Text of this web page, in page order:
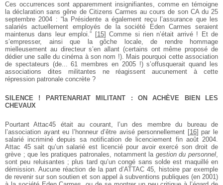
Ces occurrences sont apparemment insignifiantes, comme en témoigne
la déclaration sans gêne de Citizens Carmes au cours de son CA du 25
septembre 2004 : “la Présidente a également reçu l’assurance que les
salariés actuellement employés de la société Eden Carmes seraient
maintenus dans leur emploi.” [15] Comme si rien n’était arrivé ! Et de
s’empresser, ainsi que la gôche locale, de rendre hommage
mielleusement au directeur s’en allant (certains ont même proposé de
dédier une salle du cinéma à son nom !). Mais pourquoi cette association
de spectateurs (de... 61 membres en 2005 !) s’offusquerait quand les
associations dites militantes ne réagissent aucunement à cette
répression patronale concrète ?
SILENCE ! PARTENARIAT MILITANT : ON ACHÈVE BIEN LES
CHEVAUX
Pourtant Attac45 était au courant, l’un des membre du bureau de
l’association ayant eu l’honneur d’être avisé personnellement [16] par le
salarié incriminé depuis sa notification de licenciement fin août 2004.
Attac 45 sait qu’un salarié est licencié pour avoir exercé son droit de
grève ; que les pratiques patronales, notamment la gestion du personnel,
sont peu reluisantes ; plus tard qu’un congé sans solde est maquillé en
démission. Aucune réaction de la part d’ATTAC 45, histoire par exemple
de revenir sur son soutien et son appel à subventions publiques (en 2001)